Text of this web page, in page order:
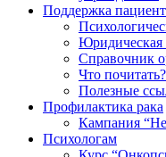
Поддержка
Юридическая
Справочник
Что почитать?
Полезные
Профилактика рака
Кампания
Психологам